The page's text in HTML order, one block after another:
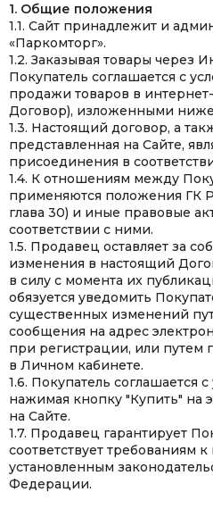
1. Общие положения
1.1. Сайт принадлежит и
«Паркомторг».
1.2. Заказывая товары через
Покупатель соглашается с
продажи товаров в
Договор), изложенными
1.3. Настоящий договор, а
представленная на Сайте,
присоединения в
1.4. К отношениям между
применяются положения ГК
глава 30) и иные правовые
соответствии с ними.
1.5. Продавец оставляет за
изменения в настоящий
в силу с момента их
обязуется уведомить
существенных изменений
сообщения на адрес
при регистрации, или путем
в Личном кабинете.
1.6. Покупатель соглашается
нажимая кнопку "Купить" на
на Сайте.
1.7. Продавец гарантирует
соответствует требованиям
установленным
Федерации.